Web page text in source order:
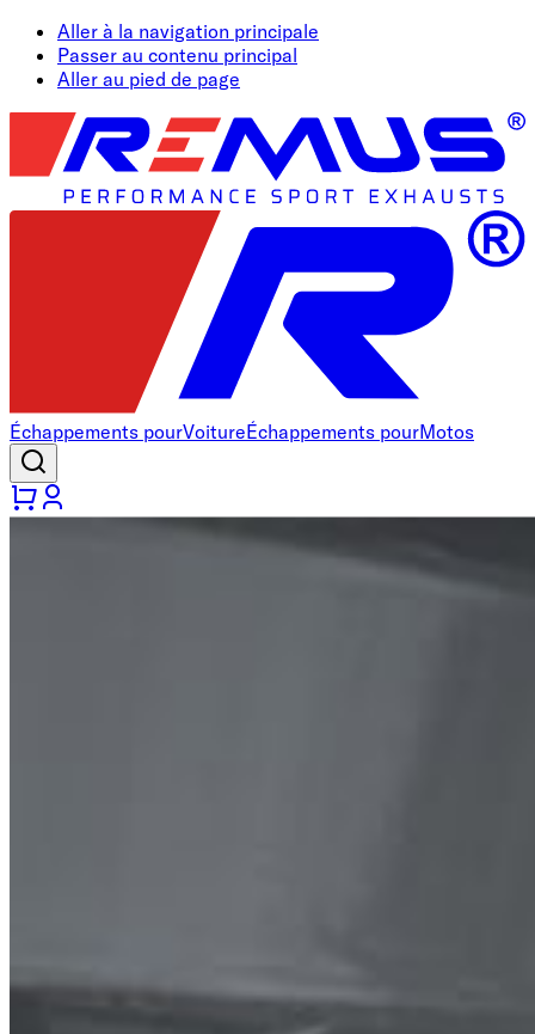
Aller à la navigation principale
Passer au contenu principal
Aller au pied de page
Échappements pourVoitureÉchappements pourMotos